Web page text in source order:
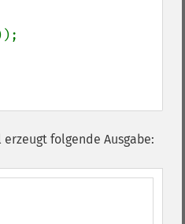
folgende Ausgabe: